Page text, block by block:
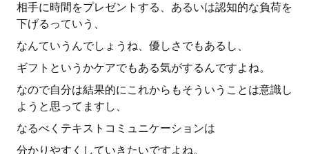
相手に時間をプレゼントする、あるいは認知的な負荷を
下げるっていう、
なんていうんでしょうね、優しさでもあるし、
ギフトというかケアでもある気がするんですよね。
なので自分は結果的にこれからもそういうことは意識し
ようと思ってますし、
なるべくテキストコミュニケーションは
分かりやすくしていきたいですよね。